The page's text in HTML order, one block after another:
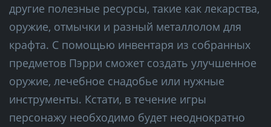
другие полезные ресурсы, такие как лекарства,
оружие, отмычки и разный металлолом для
крафта. С помощью инвентаря из собранных
предметов Пэрри сможет создать улучшенное
оружие, лечебное снадобье или нужные
инструменты. Кстати, в течение игры
персонажу необходимо будет неоднократно